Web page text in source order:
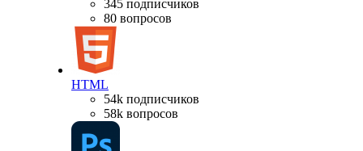
345 подписчиков
80 вопросов
HTML
54k подписчиков
58k вопросов